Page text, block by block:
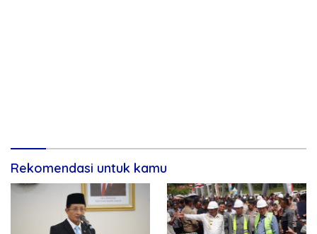
Rekomendasi untuk kamu